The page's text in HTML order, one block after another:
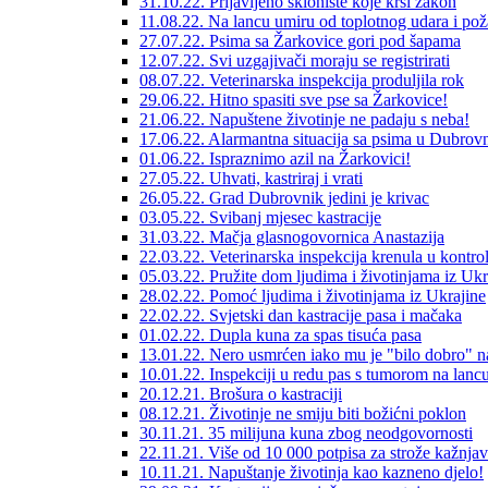
11.08.22. Na lancu umiru od toplotnog udara i
27.07.22. Psima sa Žarkovice gori pod šapama
12.07.22. Svi uzgajivači moraju se registrirati
08.07.22. Veterinarska inspekcija produljila rok
29.06.22. Hitno spasiti sve pse sa Žarkovice!
21.06.22. Napuštene životinje ne padaju s neba!
17.06.22. Alarmantna situacija sa psima u
01.06.22. Ispraznimo azil na Žarkovici!
27.05.22. Uhvati, kastriraj i vrati
26.05.22. Grad Dubrovnik jedini je krivac
03.05.22. Svibanj mjesec kastracije
31.03.22. Mačja glasnogovornica Anastazija
22.03.22. Veterinarska inspekcija krenula u
05.03.22. Pružite dom ljudima i životinjama iz
28.02.22. Pomoć ljudima i životinjama iz Ukrajine
22.02.22. Svjetski dan kastracije pasa i mačaka
01.02.22. Dupla kuna za spas tisuća pasa
13.01.22. Nero usmrćen iako mu je "bilo dobro"
10.01.22. Inspekciji u redu pas s tumorom na lancu
20.12.21. Brošura o kastraciji
08.12.21. Životinje ne smiju biti božićni poklon
30.11.21. 35 milijuna kuna zbog neodgovornosti
22.11.21. Više od 10 000 potpisa za strože
10.11.21. Napuštanje životinja kao kazneno djelo!